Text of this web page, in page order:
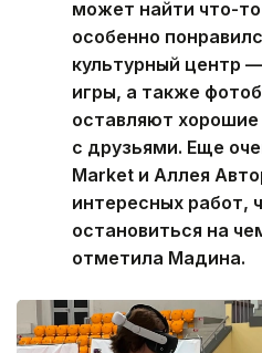
может найти что-
особенно
культурный центр
игры, а также
оставляют
с друзьями. Еще
Market и Аллея
интересных работ,
остановиться на
отметила Мадина.